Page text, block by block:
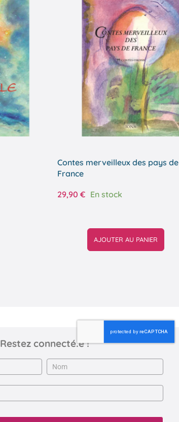
Contes merveilleux des pays de
France
29,90€ En stock
AJOUTER AU PANIER
Restez connecté.e !